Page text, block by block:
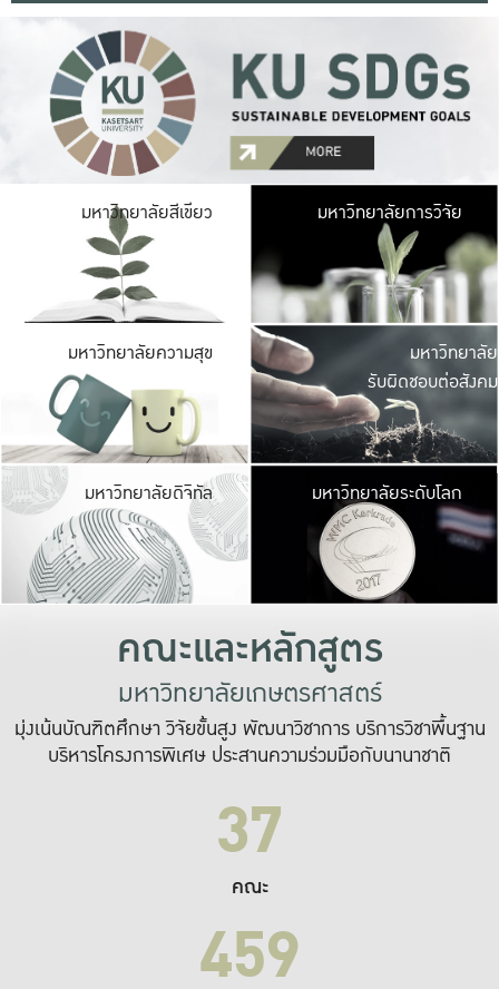
มหาวิทยาลัยสีเขียว มหาวิ
มีพื้นที่เขียวสดใส
เป็นป่าในเมือง เกษต
มหาวิทยาลัยการวิจัย
มหาวิทยาลัยความสุข มหาวิ
ค
เปิดประ
และพบเรื่องราวใ
มหาวิทยาลัย
รับผิดชอบต่อสังคม
มหาวิทยาลัยดิจิทัล มหาวิ
เปลี่ยนแปลง แล
เพื่อทำง
ระบบสารสนเทศ
มหาวิทยาลัยระดับโลก
คณะและหลักสูตร
มหาวิทยาลัยเกษตรศาสตร์
มุ่งเน้นบัณฑิตศึกษา วิจัยขั้นสูง พัฒนาวิชาการ บริการวิชาพื้นฐาน
บริหารโครงการพิเศษ ประสานความร่วมมือกับนานาชาติ
37
คณะ
459